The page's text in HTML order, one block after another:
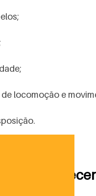
locomoção e
de